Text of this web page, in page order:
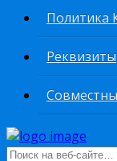
Политика
Реквизиты